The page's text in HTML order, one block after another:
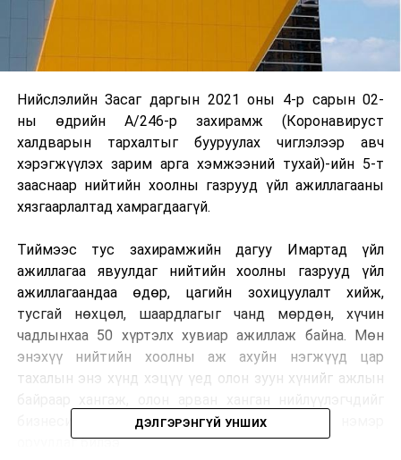
Нийслэлийн Засаг даргын 2021 оны 4-р сарын 02-
ны өдрийн А/246-р захирамж (Коронавируст
халдварын тархалтыг бууруулах чиглэлээр авч
хэрэгжүүлэх зарим арга хэмжээний тухай)-ийн 5-т
зааснаар нийтийн хоолны газрууд үйл ажиллагааны
хязгаарлалтад хамрагдаагүй.
Тиймээс тус захирамжийн дагуу Имартад үйл
ажиллагаа явуулдаг нийтийн хоолны газрууд үйл
ажиллагаандаа өдөр, цагийн зохицуулалт хийж,
тусгай нөхцөл, шаардлагыг чанд мөрдөн, хүчин
чадлынхаа 50 хүртэлх хувиар ажиллаж байна. Мөн
энэхүү нийтийн хоолны аж ахуйн нэгжүүд цар
тахалын энэ хүнд хэцүү үед олон зуун хүнийг ажлын
бизнесийн орлоготой байхад чухал хувь нэмэр
оруулдаг билээ.
ДЭЛГЭРЭНГҮЙ УНШИХ